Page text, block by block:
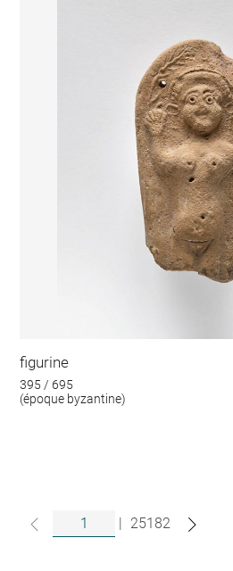
figurine
395 / 695
(époque byzantine)
| 25182